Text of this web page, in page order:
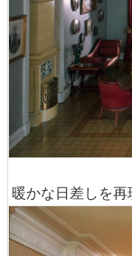
暖かな日差しを再